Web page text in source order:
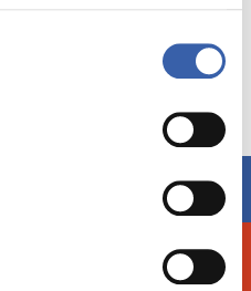
NEWSLETTER
su Promozioni
di